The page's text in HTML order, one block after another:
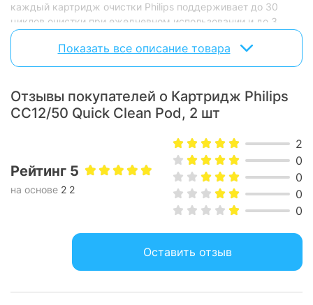
каждый картридж очистки Philips поддерживает до 30
циклов очистки при ежедневном использовании и до 3
месяцев при еженедельном использовании. Это целый
сезон гигиенического и комфортного бритья.
Оцените до 6 месяцев чистого бритья с этим комплектом
из 2 картриджей.
Совместимо с Quick Clean Pod
Этот картридж совместим с Philips Quick Clean Pod.
Показать все описание товара
Отзывы покупателей о Картридж Philips
CC12/50 Quick Clean Pod, 2 шт
Рейтинг 5
на основе 2 2
2
0
0
0
0
Оставить отзыв